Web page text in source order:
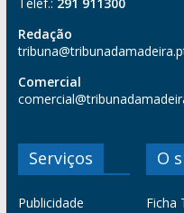
Redação
Comercial
Serviços
Publicidade
O
Ficha